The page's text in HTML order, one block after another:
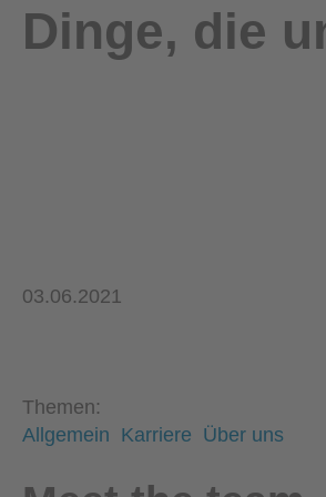
Dinge, die
03.06.2021
Themen:
Allgemein Karriere Über uns